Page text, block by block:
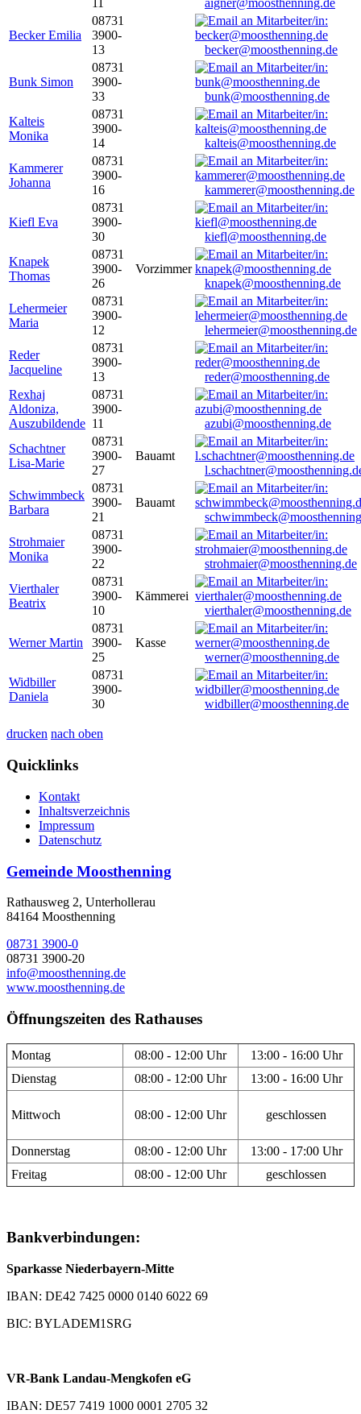
aigner@moosthenning.de
Becker Emilia
08731
3900-
13
becker@moosthenning.de
Bunk Simon
08731
3900-
33
bunk@moosthenning.de
Kalteis
Monika
08731
3900-
14
kalteis@moosthenning.de
Kammerer
Johanna
08731
3900-
16
kammerer@moosthenning.de
Kiefl Eva
08731
3900-
30
kiefl@moosthenning.de
Knapek
Thomas
08731
3900-
26
Vorzimmer
knapek@moosthenning.de
Lehermeier
Maria
08731
3900-
12
lehermeier@moosthenning.de
Reder
Jacqueline
08731
3900-
13
reder@moosthenning.de
Rexhaj
Aldoniza,
Auszubildende
08731
3900-
11
azubi@moosthenning.de
Schachtner
Lisa-Marie
08731
3900-
27
Bauamt
Schwimmbeck
Barbara
08731
3900-
21
Bauamt
Strohmaier
Monika
08731
3900-
22
strohmaier@moosthenning.de
Vierthaler
Beatrix
08731
3900-
10
Kämmerei
vierthaler@moosthenning.de
Werner Martin
08731
3900-
25
Kasse
werner@moosthenning.de
Widbiller
Daniela
08731
3900-
30
widbiller@moosthenning.de
drucken nach oben
Quicklinks
Kontakt
Inhaltsverzeichnis
Impressum
Datenschutz
Gemeinde Moosthenning
Rathausweg 2, Unterhollerau
84164 Moosthenning
08731 3900-0
08731 3900-20
info@moosthenning.de
www.moosthenning.de
Öffnungszeiten des Rathauses
Montag 08:00 - 12:00 Uhr
13:00 - 16:00 Uhr
Dienstag
08:00 - 12:00 Uhr 13:00 - 16:00 Uhr
Mittwoch 08:00 - 12:00 Uhr geschlossen
Donnerstag 08:00 - 12:00 Uhr
13:00 - 17:00 Uhr
Freitag
08:00 - 12:00 Uhr geschlossen
Bankverbindungen:
Sparkasse Niederbayern-Mitte
IBAN: DE42 7425 0000 0140 6022 69
BIC: BYLADEM1SRG
VR-Bank Landau-Mengkofen eG
IBAN: DE57 7419 1000 0001 2705 32